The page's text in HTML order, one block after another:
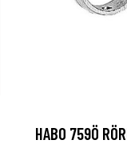
HABO 759Ö